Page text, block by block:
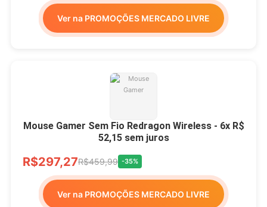
Ver na PROMOÇÕES MERCADO LIVRE
Mouse Gamer Sem Fio Redragon Wireless - 6x R$
52,15 sem juros
R$297,27R$459,99 -35%
Ver na PROMOÇÕES MERCADO LIVRE